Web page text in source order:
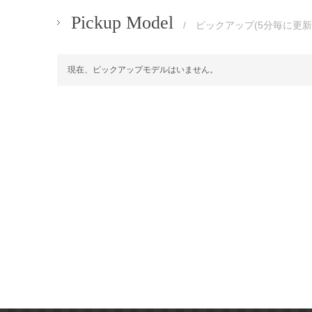
Pickup Model / ピックアップ(5分毎に更
現在、ピックアップモデルはいません。